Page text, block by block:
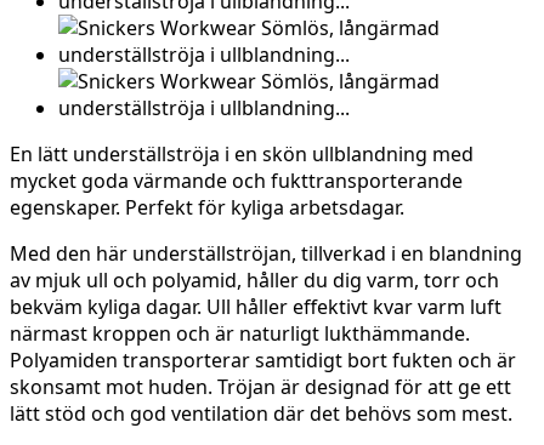
En lätt underställströja i en skön ullblandning med
mycket goda värmande och fukttransporterande
egenskaper. Perfekt för kyliga arbetsdagar.
Med den här underställströjan, tillverkad i en blandning
av mjuk ull och polyamid, håller du dig varm, torr och
bekväm kyliga dagar. Ull håller effektivt kvar varm luft
närmast kroppen och är naturligt lukthämmande.
Polyamiden transporterar samtidigt bort fukten och är
skonsamt mot huden. Tröjan är designad för att ge ett
lätt stöd och god ventilation där det behövs som mest.